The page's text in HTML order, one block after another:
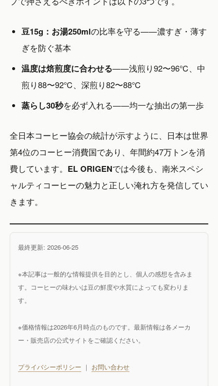
豆15g：お湯250mlの比率を守る——濃すぎ・薄す
ぎを防ぐ基本
温度は焙煎度に合わせる——浅煎り92〜96℃、中
煎り88〜92℃、深煎り82〜88℃
蒸らし30秒を必ず入れる——均一な抽出の第一歩
全日本コーヒー協会の統計が示すように、日本は世界
第4位のコーヒー消費国であり、年間約47万トンを消
費しています。 EL ORIGENでは今後も、南米スペシ
ャルティコーヒーの魅力と正しい淹れ方を発信してい
きます。
最終更新: 2026-06-25
※本記事は一般的な情報提供を目的とし、個人の感想を含みま
す。コーヒーの味わいは豆の鮮度や水質によっても変わりま
す。
※価格情報は2026年6月時点のものです。最新情報は各メーカ
ー・販売店の公式サイトをご確認ください。
プライバシーポリシー ｜ お問い合わせ